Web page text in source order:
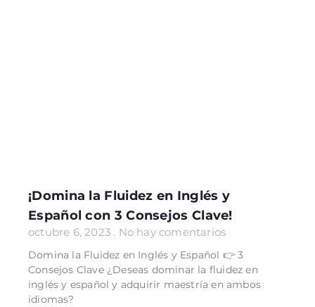
¡Domina la Fluidez en Inglés y
Español con 3 Consejos Clave!
octubre 6, 2023 No hay comentarios
Domina la Fluidez en Inglés y Español 👉 3
Consejos Clave ¿Deseas dominar la fluidez en
inglés y español y adquirir maestría en ambos
idiomas?